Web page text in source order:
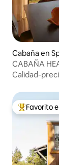
Cabaña en
CABAÑA
Calidad-
Favorito
Favorito